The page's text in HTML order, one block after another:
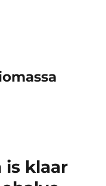
is klaar